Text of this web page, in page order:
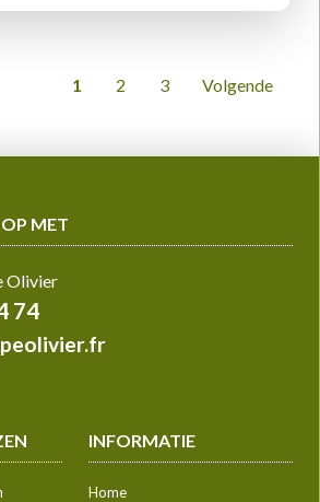
1 2 3 Volgende
MET
Olivier
74
INFORMATIE
Home